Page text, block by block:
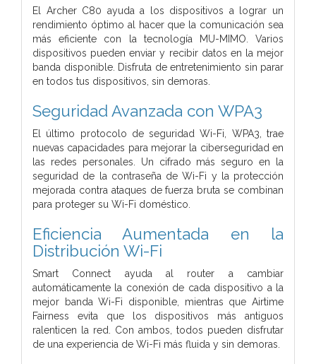
El Archer C80 ayuda a los dispositivos a lograr un
rendimiento óptimo al hacer que la comunicación sea
más eficiente con la tecnología MU-MIMO. Varios
dispositivos pueden enviar y recibir datos en la mejor
banda disponible. Disfruta de entretenimiento sin parar
en todos tus dispositivos, sin demoras.
Seguridad Avanzada con WPA3
El último protocolo de seguridad Wi-Fi, WPA3, trae
nuevas capacidades para mejorar la ciberseguridad en
las redes personales. Un cifrado más seguro en la
seguridad de la contraseña de Wi-Fi y la protección
mejorada contra ataques de fuerza bruta se combinan
para proteger su Wi-Fi doméstico.
Eficiencia Aumentada en la
Distribución Wi-Fi
Smart Connect ayuda al router a cambiar
automáticamente la conexión de cada dispositivo a la
mejor banda Wi-Fi disponible, mientras que Airtime
Fairness evita que los dispositivos más antiguos
ralenticen la red. Con ambos, todos pueden disfrutar
de una experiencia de Wi-Fi más fluida y sin demoras.